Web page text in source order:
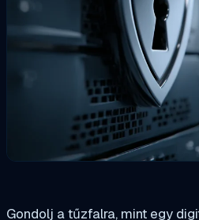
Gondolj a tűzfalra, mint egy